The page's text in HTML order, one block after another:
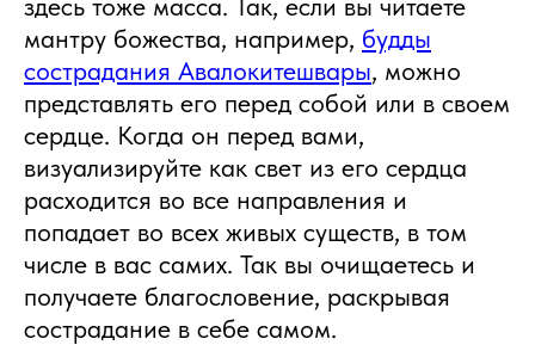
мантру божества, например, будды
сострадания Авалокитешвары, можно
представлять его перед собой или в своем
сердце. Когда он перед вами,
визуализируйте как свет из его сердца
расходится во все направления и
попадает во всех живых существ, в том
числе в вас самих. Так вы очищаетесь и
получаете благословение, раскрывая
сострадание в себе самом.